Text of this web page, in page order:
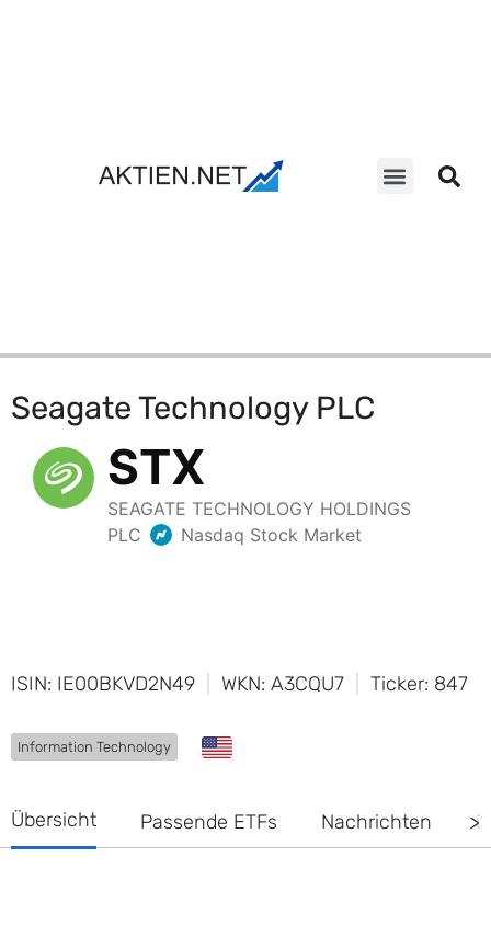
Seagate Technology PLC
ISIN: IE00BKVD2N49 WKN: A3CQU7 Ticker: 847
Information Technology
Übersicht Passende ETFs Nachrichten